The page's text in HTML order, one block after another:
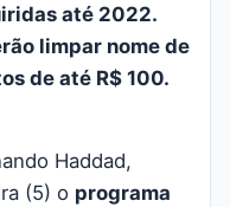
até 2022.
limpar nome de
de até R$ 100.
Haddad,
(5) o programa